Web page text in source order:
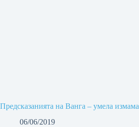
Предсказанията на Ванга – умела измама
06/06/2019